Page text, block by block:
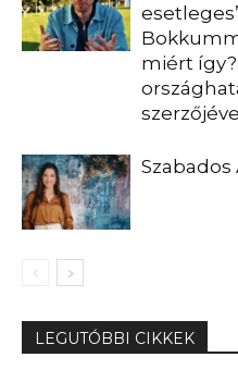
miért
szerzőjével
Szabados
LEGUTÓBBI CIKKEK